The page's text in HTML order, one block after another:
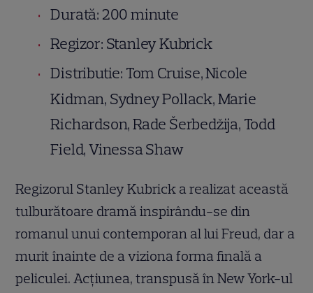
Durată: 200 minute
Regizor: Stanley Kubrick
Distributie: Tom Cruise, Nicole
Kidman, Sydney Pollack, Marie
Richardson, Rade Šerbedžija, Todd
Field, Vinessa Shaw
Regizorul Stanley Kubrick a realizat această
tulburătoare dramă inspirându-se din
romanul unui contemporan al lui Freud, dar a
murit înainte de a viziona forma finală a
peliculei. Acțiunea, transpusă în New York-ul